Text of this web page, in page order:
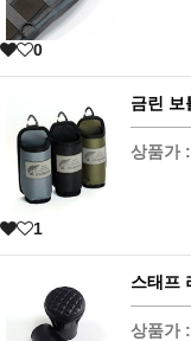
0
금린 보
상품가 :
1
스태프
상품가 :